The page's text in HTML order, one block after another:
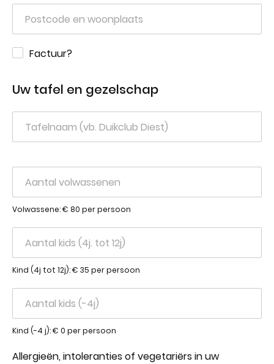
Factuur?
Uw tafel en gezelschap
Volwassene: € 80 per persoon
Kind (4j tot 12j): € 35 per persoon
Kind (-4 j): € 0 per persoon
Allergieën, intoleranties of vegetariërs in uw